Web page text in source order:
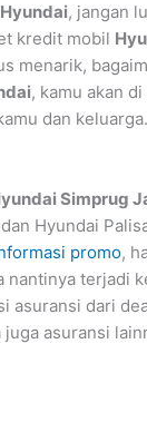
Hyundai, jangan
kredit mobil
menarik,
, kamu akan di
dan
Simprug
Hyundai
promo,
nantinya terjadi
asuransi dari
asuransi